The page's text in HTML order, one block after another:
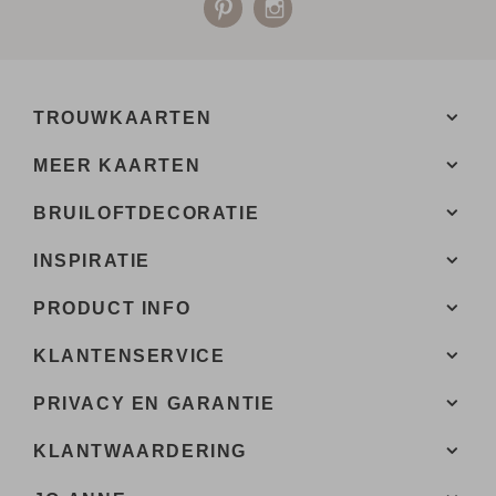
TROUWKAARTEN
MEER KAARTEN
BRUILOFTDECORATIE
INSPIRATIE
PRODUCT INFO
KLANTENSERVICE
PRIVACY EN GARANTIE
KLANTWAARDERING